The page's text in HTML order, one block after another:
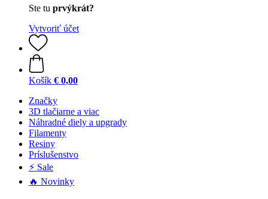
Ste tu prvýkrát?
Vytvoriť účet
Košík € 0,00
Značky
3D tlačiarne a viac
Náhradné diely a upgrady
Filamenty
Resiny
Príslušenstvo
⚡ Sale
🔥 Novinky